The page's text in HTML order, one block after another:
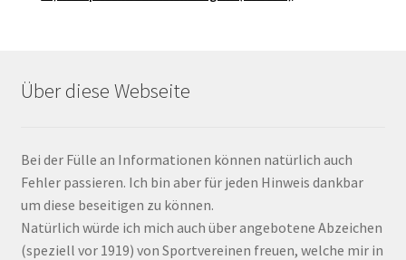
Über diese Webseite
Bei der Fülle an Informationen können natürlich auch
Fehler passieren. Ich bin aber für jeden Hinweis dankbar
um diese beseitigen zu können.
Natürlich würde ich mich auch über angebotene Abzeichen
(speziell vor 1919) von Sportvereinen freuen, welche mir in